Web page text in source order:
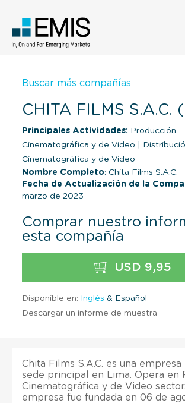
Buscar más compañías
CHITA FILMS S.A.C.
Principales Actividades: Producción
Cinematográfica y de Video
Cinematográfica y de Video
Nombre Completo: Chita Films S.A.C.
Fecha de Actualización de la
marzo de 2023
Comprar nuestro
esta compañía
USD 9,95
Disponible en: Inglés & Español
Descargar un informe de muestra
Chita Films S.A.C. es una empresa
sede principal en Lima. Opera en
Cinematográfica y de Video
empresa fue fundada en 06 de